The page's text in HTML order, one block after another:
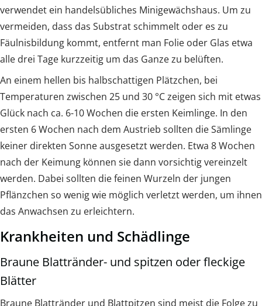
verwendet ein handelsübliches Minigewächshaus. Um zu
vermeiden, dass das Substrat schimmelt oder es zu
Fäulnisbildung kommt, entfernt man Folie oder Glas etwa
alle drei Tage kurzzeitig um das Ganze zu belüften.
An einem hellen bis halbschattigen Plätzchen, bei
Temperaturen zwischen 25 und 30 °C zeigen sich mit etwas
Glück nach ca. 6-10 Wochen die ersten Keimlinge. In den
ersten 6 Wochen nach dem Austrieb sollten die Sämlinge
keiner direkten Sonne ausgesetzt werden. Etwa 8 Wochen
nach der Keimung können sie dann vorsichtig vereinzelt
werden. Dabei sollten die feinen Wurzeln der jungen
Pflänzchen so wenig wie möglich verletzt werden, um ihnen
das Anwachsen zu erleichtern.
Krankheiten und Schädlinge
Braune Blattränder- und spitzen oder fleckige
Blätter
Braune Blattränder und Blattpitzen sind meist die Folge zu